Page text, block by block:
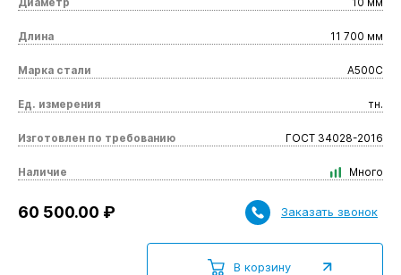
Длина 11 700 мм
Марка стали А500С
Ед. измерения тн.
Изготовлен по требованию ГОСТ 34028-2016
Наличие Много
В корзину
60 500.00 ₽ Заказать звонок